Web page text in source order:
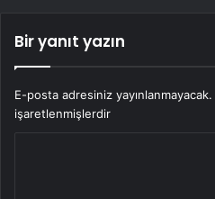
Bir yanıt yazın
E-posta adresiniz yayınlanmayacak.
işaretlenmişlerdir